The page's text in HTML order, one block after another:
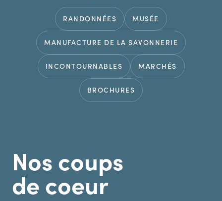
RANDONNÉES MUSÉE
MANUFACTURE DE LA SAVONNERIE
INCONTOURNABLES MARCHÉS
BROCHURES
Nos coups
de coeur